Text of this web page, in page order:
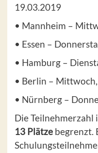
19.03.2019
• Mannheim –
• Essen –
• Hamburg –
• Berlin –
• Nürnberg –
Die Teilnehmerzahl
13 Plätze be­grenzt.